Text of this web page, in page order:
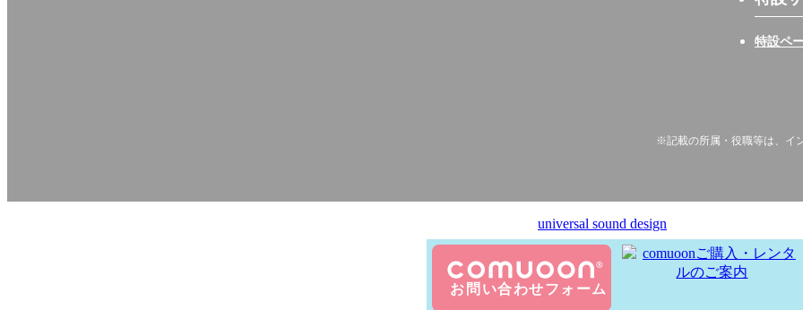
特設ペ
※記載の所属・役職等は、 イ
universal sound design
©2019 universal sound design inc.